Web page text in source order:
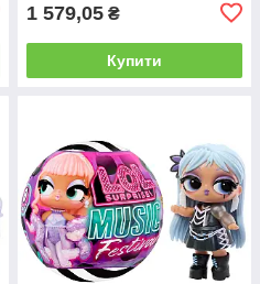
1 579,05 ₴
Купити